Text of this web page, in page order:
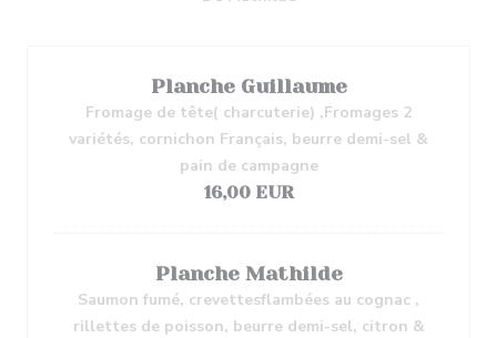
Planche Guillaume
Fromage de tête( charcuterie) ,Fromages 2
variétés, cornichon Français, beurre demi-sel &
pain de campagne
16,00 EUR
Planche Mathilde
Saumon fumé, crevettesflambées au cognac ,
rillettes de poisson, beurre demi-sel, citron &